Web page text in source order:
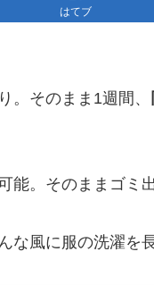
はてブ
。そのまま1週間、
。そのままゴミ
な風に服の洗濯を